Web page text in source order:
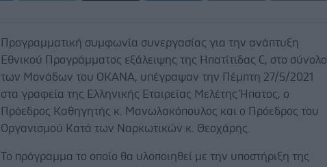
Προγραμματική συμφωνία συνεργασίας για την ανάπτυξη
Εθνικού Προγράμματος εξάλειψης της Ηπατίτιδας C, στο σύνολο
των Μονάδων του ΟΚΑΝΑ, υπέγραψαν την Πέμπτη 27/5/2021
στα γραφεία της Ελληνικής Εταιρείας Μελέτης Ήπατος, ο
Πρόεδρος Καθηγητής κ. Μανωλακόπουλος και ο Πρόεδρος του
Οργανισμού Κατά των Ναρκωτικών κ. Θεοχάρης.
Το πρόγραμμα το οποίο θα υλοποιηθεί με την υποστήριξη της